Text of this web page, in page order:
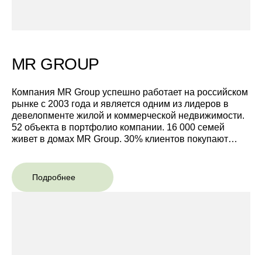
MR GROUP
Компания MR Group успешно работает на российском
рынке с 2003 года и является одним из лидеров в
девелопменте жилой и коммерческой недвижимости.
52 объекта в портфолио компании. 16 000 семей
живет в домах MR Group. 30% клиентов покупают
Подробнее